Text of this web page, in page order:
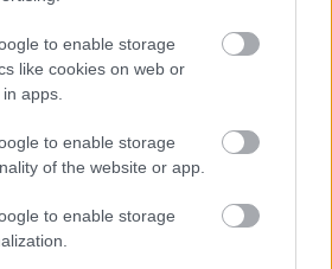
to enable storage
like cookies on web or
apps.
to enable storage
of the website or app.
to enable storage
maradjon – állítja a korábbi
Superbike-bajnok